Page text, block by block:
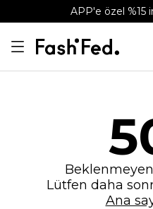
APP'e özel %15
Lütfen daha
Ana